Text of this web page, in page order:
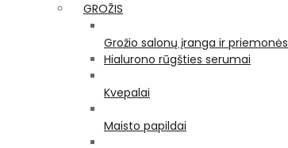
GROŽIS
Grožio salonų įranga ir priemonės
Hialurono rūgšties serumai
Kvepalai
Maisto papildai